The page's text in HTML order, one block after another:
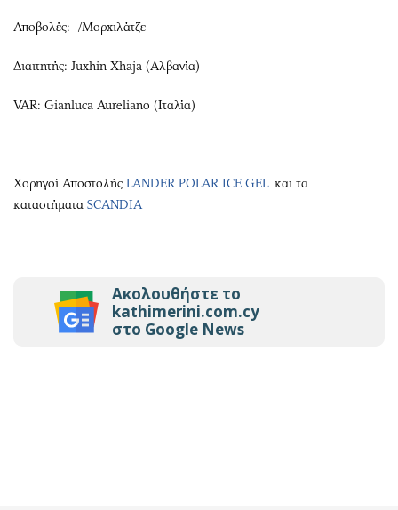
Αποβολές: -/Μορχιλάτζε
Διαιτητής: Juxhin Xhaja (Αλβανία)
VAR: Gianluca Aureliano (Ιταλία)
Χορηγοί Αποστολής LANDER POLAR ICE GEL και τα
καταστήματα SCANDIA
Ακολουθήστε το
kathimerini.com.cy
στο Google News